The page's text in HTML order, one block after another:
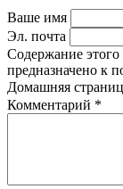
Ваше имя
Эл. почта
Содержание
предназначено к
Домашняя
Комментарий *